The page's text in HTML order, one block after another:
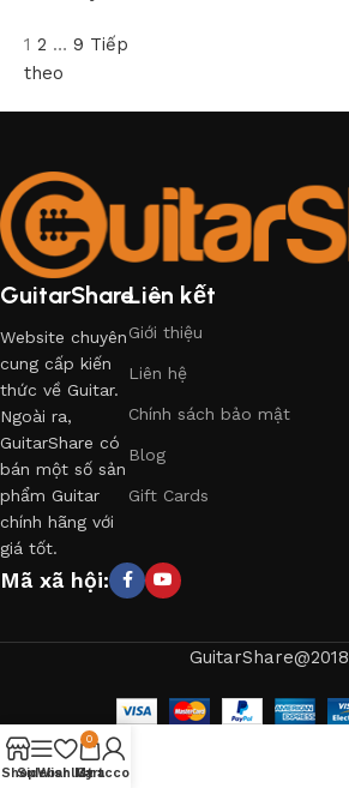
1 2 … 9 Tiếp
theo
GuitarShare
Website chuyên
cung cấp kiến
thức về Guitar.
Ngoài ra,
GuitarShare có
bán một số sản
phẩm Guitar
chính hãng với
giá tốt.
Liên kết
Giới thiệu
Liên hệ
Chính sách bảo mật
Blog
Gift Cards
Mã xã hội:
GuitarShare@2018
ShopSidebar
Wishlist
0
Cart
My account